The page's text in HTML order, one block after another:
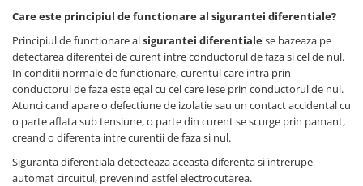
Care este principiul de functionare al sigurantei diferentiale?
Principiul de functionare alsigurantei diferentialese bazeaza pe
detectarea diferentei de curent intre conductorul de faza si cel de nul.
In conditii normale de functionare, curentul care intra prin
conductorul de faza este egal cu cel care iese prin conductorul de nul.
Atunci cand apare o defectiune de izolatie sau un contact accidental cu
o parte aflata sub tensiune, o parte din curent se scurge prin pamant,
creand o diferenta intre curentii de faza si nul.
Siguranta diferentiala detecteaza aceasta diferenta si intrerupe
automat circuitul, prevenind astfel electrocutarea.